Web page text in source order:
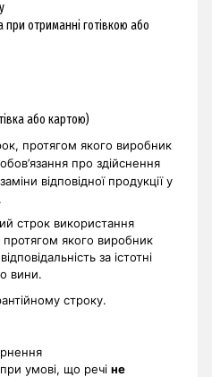
отриманні готівкою або
або картою)
протягом якого виробник
про здійснення
відповідної продукції у
строк використання
протягом якого виробник
за істотні
вини.
строку.
при умові, що речі не